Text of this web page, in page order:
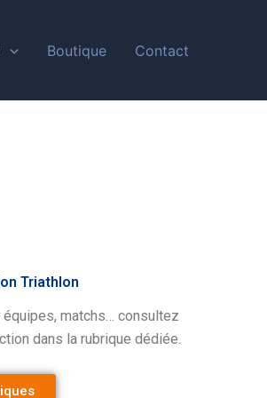
Boutique Contact
Triathlon
matchs… consultez
dans la rubrique dédiée.